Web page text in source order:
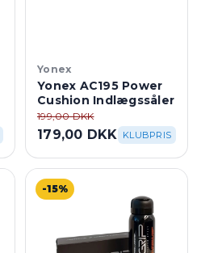
Yonex
Yonex AC195 Power
Cushion Indlægssåler
199,00 DKK
179,00 DKK KLUBPRIS
-15%